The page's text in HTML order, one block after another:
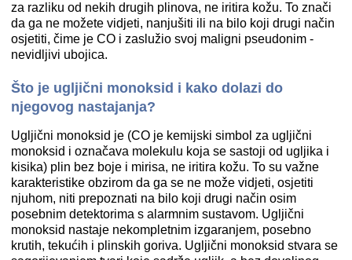
za razliku od nekih drugih plinova, ne iritira kožu. To znači
da ga ne možete vidjeti, nanjušiti ili na bilo koji drugi način
osjetiti, čime je CO i zaslužio svoj maligni pseudonim -
nevidljivi ubojica.
Što je ugljični monoksid i kako dolazi do
njegovog nastajanja?
Ugljični monoksid je (CO je kemijski simbol za ugljični
monoksid i označava molekulu koja se sastoji od ugljika i
kisika) plin bez boje i mirisa, ne iritira kožu. To su važne
karakteristike obzirom da ga se ne može vidjeti, osjetiti
njuhom, niti prepoznati na bilo koji drugi način osim
posebnim detektorima s alarmnim sustavom. Ugljični
monoksid nastaje nekompletnim izgaranjem, posebno
krutih, tekućih i plinskih goriva. Ugljični monoksid stvara se